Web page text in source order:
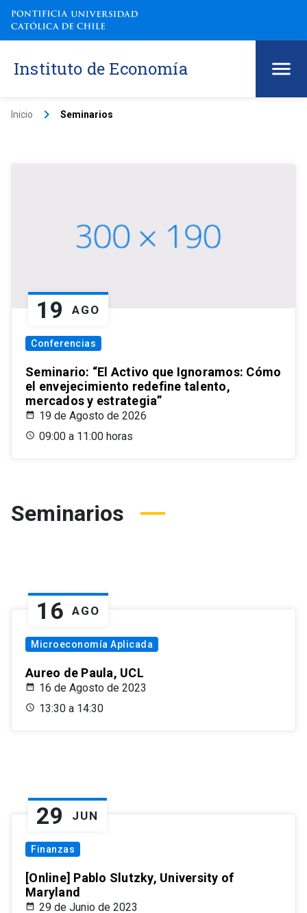
Instituto de Economía
Inicio keyboard_arrow_right Seminarios
19 AGO
Conferencias
Seminario: “El Activo que Ignoramos: Cómo
el envejecimiento redefine talento,
mercados y estrategia”
19 de Agosto de 2026
09:00 a 11:00 horas
Seminarios
16 AGO
Microeconomía Aplicada
Aureo de Paula, UCL
16 de Agosto de 2023
13:30 a 14:30
29 JUN
Finanzas
[Online] Pablo Slutzky, University of
Maryland
29 de Junio de 2023